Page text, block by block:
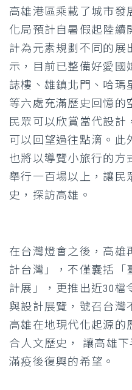
高雄港區乘載了城市發
化局預計自暑假起陸續
計為元素規劃不同的展
示，目前已整備好愛國
誌樓、雄鎮北門、哈瑪
等六處充滿歷史回憶的
民眾可以欣賞當代設計
可以回望過往點滴。此
也將以導覽小旅行的方
舉行一百場以上，讓民
史，探訪高雄。
在台灣燈會之後，高雄
計台灣」，不僅囊括「
計展」，更推出近30檔
與設計展覽，號召台灣
高雄在地現代化起源的
合人文歷史， 讓高雄
滿疫後復興的希望。